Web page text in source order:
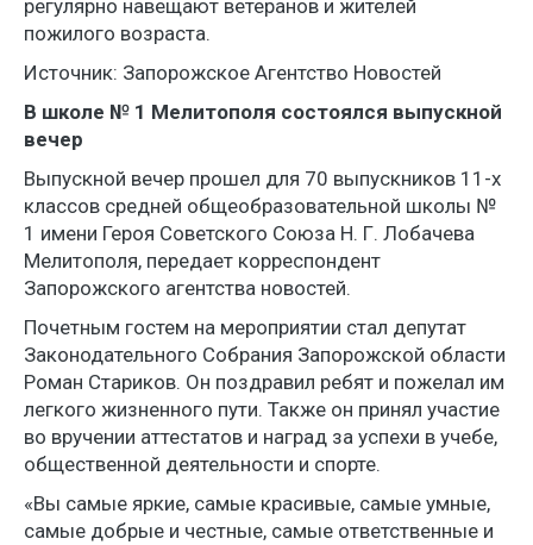
регулярно навещают ветеранов и жителей
пожилого возраста.
Источник: Запорожское Агентство Новостей
В школе № 1 Мелитополя состоялся выпускной
вечер
Выпускной вечер прошел для 70 выпускников 11-х
классов средней общеобразовательной школы №
1 имени Героя Советского Союза Н. Г. Лобачева
Мелитополя, передает корреспондент
Запорожского агентства новостей.
Почетным гостем на мероприятии стал депутат
Законодательного Собрания Запорожской области
Роман Стариков. Он поздравил ребят и пожелал им
легкого жизненного пути. Также он принял участие
во вручении аттестатов и наград за успехи в учебе,
общественной деятельности и спорте.
«Вы самые яркие, самые красивые, самые умные,
самые добрые и честные, самые ответственные и